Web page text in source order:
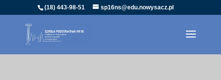
(18) 443-98-51 sp16ns@edu.nowysacz.pl